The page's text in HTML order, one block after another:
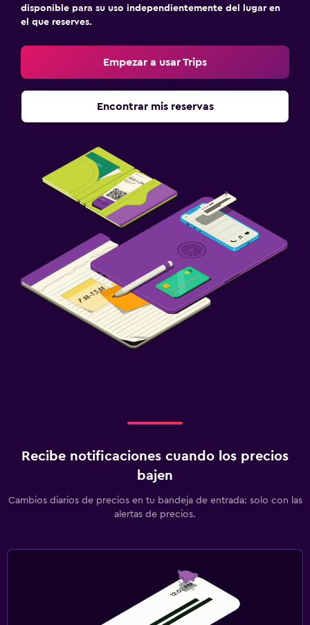
disponible para su uso independientemente del lugar en
el que reserves.
Empezar a usar Trips
Encontrar mis reservas
Recibe notificaciones cuando los precios
bajen
Cambios diarios de precios en tu bandeja de entrada: solo con las
alertas de precios.